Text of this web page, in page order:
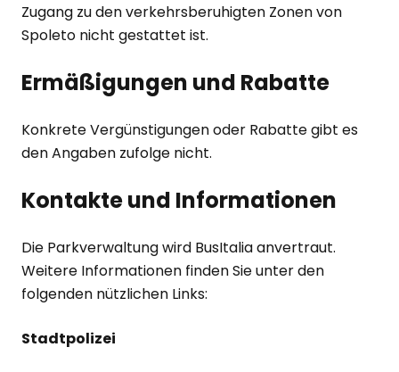
Zugang zu den verkehrsberuhigten Zonen von
Spoleto nicht gestattet ist.
Ermäßigungen und Rabatte
Konkrete Vergünstigungen oder Rabatte gibt es
den Angaben zufolge nicht.
Kontakte und Informationen
Die Parkverwaltung wird BusItalia anvertraut.
Weitere Informationen finden Sie unter den
folgenden nützlichen Links:
Stadtpolizei